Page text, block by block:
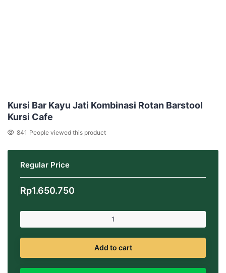
Kursi Bar Kayu Jati Kombinasi Rotan Barstool
Kursi Cafe
841 People viewed this product
Regular Price
Rp1.650.750
Add to cart